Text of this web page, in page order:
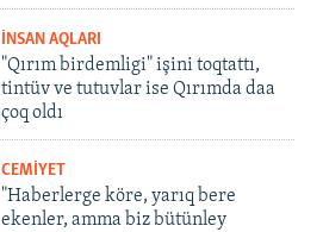
İNSAN AQLARI
"Qırım birdemligi" işini toqtattı,
tintüv ve tutuvlar ise Qırımda daa
çoq oldı
CEMİYET
"Haberlerge köre, yarıq bere
ekenler, amma biz bütünley